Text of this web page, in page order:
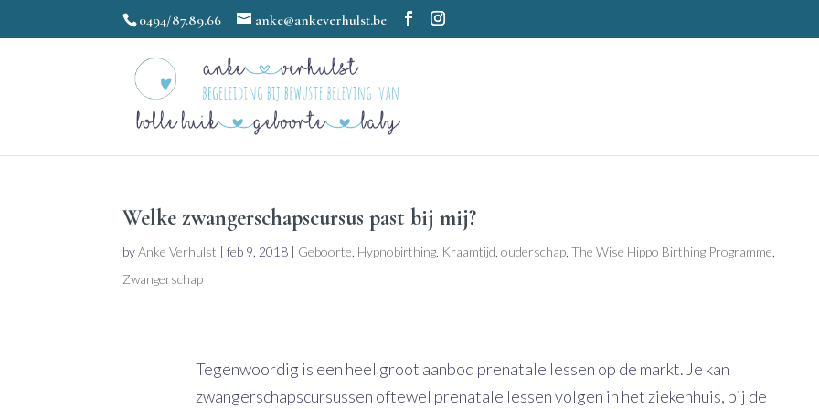
0494/87.89.66 anke@ankeverhulst.be
Welke zwangerschapscursus past bij mij?
byAnke Verhulst |feb 9, 2018 | Geboorte Hypnobirthing Kraamtijd ,ouderschap ,The Wise Hippo Birthing Programme
Zwangerschap
Tegenwoordig is een heel groot aanbod prenatale lessen op de markt. Je kan
zwangerschapscursussen oftewel prenatale lessen volgen in het ziekenhuis, bij de